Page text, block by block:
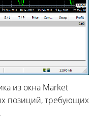
из окна Market
позиций, требующих